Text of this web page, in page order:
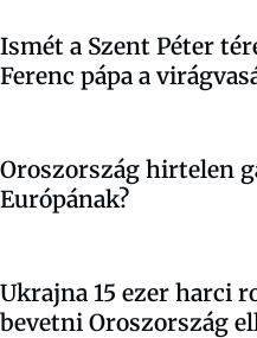
Ismét a Szent Péter
Ferenc pápa a
Oroszország hirtelen
Európának?
Ukrajna 15 ezer harci
bevetni Oroszország